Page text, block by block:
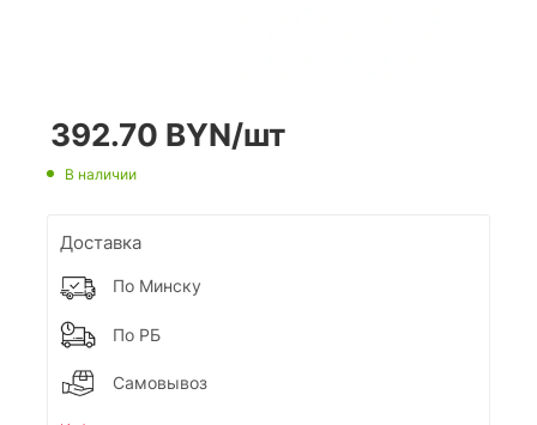
392.70 BYN/шт
В наличии
Доставка
По Минску
По РБ
Самовывоз